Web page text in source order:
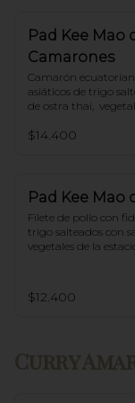
Pad Kee Mao
Camarones
Camarón
asiáticos de trigo
de ostra thai,
$14.400
Pad Kee Mao
Filete de pollo con
trigo salteados con
vegetales de la
$12.400
Curry